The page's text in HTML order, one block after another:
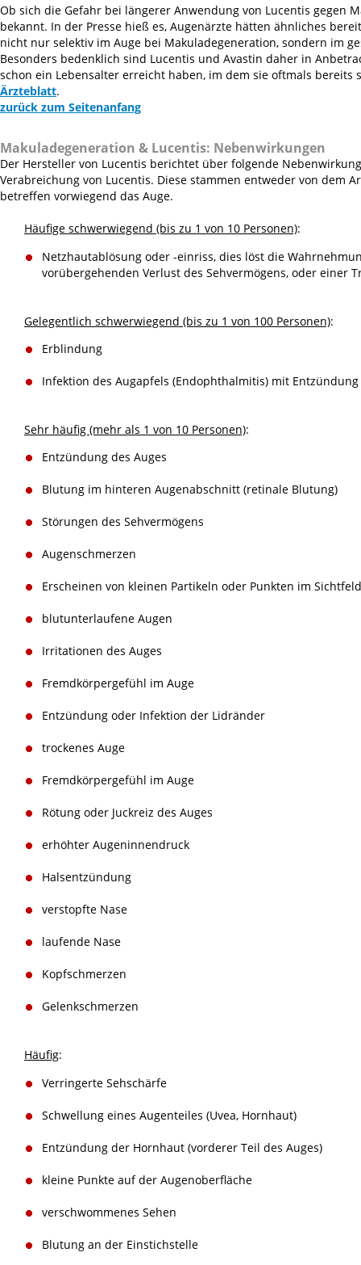
Ob sich die Gefahr bei längerer Anwendung von Lucentis gegen
bekannt. In der Presse hieß es, Augenärzte hätten ähnliches
nicht nur selektiv im Auge bei Makuladegeneration, sondern im
Besonders bedenklich sind Lucentis und Avastin daher in
schon ein Lebensalter erreicht haben, im dem sie oftmals
Ärzteblatt.
zurück zum Seitenanfang
Makuladegeneration & Lucentis: Nebenwirkungen
Der Hersteller von Lucentis berichtet über folgende
Verabreichung von Lucentis. Diese stammen entweder von dem
betreffen vorwiegend das Auge.
Häufige schwerwiegend (bis zu 1 von 10 Personen):
Netzhautablösung oder -einriss, dies löst die
vorübergehenden Verlust des Sehvermögens, oder einer
Gelegentlich schwerwiegend (bis zu 1 von 100 Personen):
Erblindung
Infektion des Augapfels (Endophthalmitis) mit
Sehr häufig (mehr als 1 von 10 Personen):
Entzündung des Auges
Blutung im hinteren Augenabschnitt (retinale Blutung)
Störungen des Sehvermögens
Augenschmerzen
Erscheinen von kleinen Partikeln oder Punkten im
blutunterlaufene Augen
Irritationen des Auges
Fremdkörpergefühl im Auge
Entzündung oder Infektion der Lidränder
trockenes Auge
Fremdkörpergefühl im Auge
Rötung oder Juckreiz des Auges
erhöhter Augeninnendruck
Halsentzündung
verstopfte Nase
laufende Nase
Kopfschmerzen
Gelenkschmerzen
Häufig:
Verringerte Sehschärfe
Schwellung eines Augenteiles (Uvea, Hornhaut)
Entzündung der Hornhaut (vorderer Teil des Auges)
kleine Punkte auf der Augenoberfläche
verschwommenes Sehen
Blutung an der Einstichstelle